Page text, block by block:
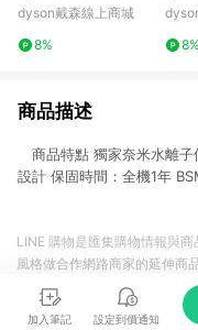
19 隨行吹風機 (粉霧玫
dyson戴森線上商城
8%
16
8%
商品描述
商品特點 獨家奈米水離子
設計 保固時間：全機1年
加入筆記 設定到價通知
LINE 購物是匯集購物情報與
風格做合作網路商家的延伸商
商品至各合作網路商家，確
準。